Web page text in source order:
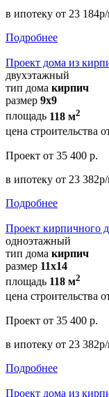
в ипотеку от 23
Подробнее
Проект дома из
двухэтажный
тип дома кирпич
размер 9x9
площадь 118 м2
цена строительства
Проект от 35 400 р.
в ипотеку от 23
Подробнее
Проект кирпичного
одноэтажный
тип дома кирпич
размер 11x14
площадь 118 м2
цена строительства
Проект от 35 400 р.
в ипотеку от 23
Подробнее
Проект дома из